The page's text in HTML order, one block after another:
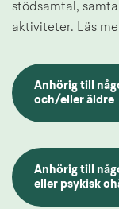
stödsamtal,
aktiviteter. Läs
Anhörig till
och/eller äldre
Anhörig till
eller psykisk